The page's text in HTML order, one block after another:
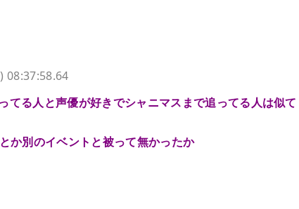
08:37:58.64
てる人と声優が好きでシャニマスまで追ってる人は似て
か別のイベントと被って無かったか